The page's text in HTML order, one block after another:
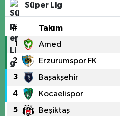
Süper Lig
# Takım
1 Amed
2 Erzurumspor FK
3 Başakşehir
4 Kocaelispor
5 Beşiktaş